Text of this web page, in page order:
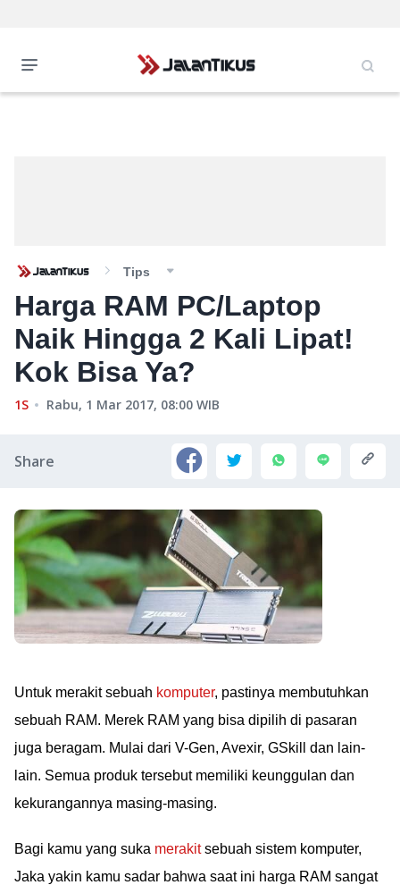
Tips
Harga RAM PC/Laptop
Naik Hingga 2 Kali Lipat!
Kok Bisa Ya?
1S Rabu, 1 Mar 2017, 08:00 WIB
Share
Untuk merakit sebuah komputer, pastinya membutuhkan
sebuah RAM. Merek RAM yang bisa dipilih di pasaran
juga beragam. Mulai dari V-Gen, Avexir, GSkill dan lain-
lain. Semua produk tersebut memiliki keunggulan dan
kekurangannya masing-masing.
Bagi kamu yang suka merakitsebuah sistem komputer,
Jaka yakin kamu sadar bahwa saat ini harga RAM sangat